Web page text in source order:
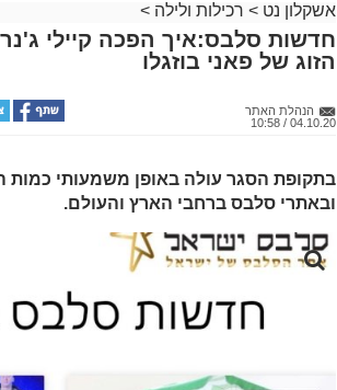
אשקלון נט > רכילות ולילה >
חדשות סלבס:איך הפכה קיילי ג'נר
הזוג של פאני בוזגלו
הנהלת האתר
04.10.20 / 10:58
בתקופת הסגר עולה באופן משמעותי כמות
ובאתרי סלבס ברחבי הארץ והעולם.